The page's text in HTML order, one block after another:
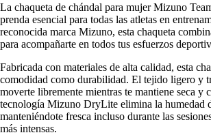
La chaqueta de chándal para mujer Mizuno
prenda esencial para todas las atletas en
reconocida marca Mizuno, esta chaqueta
para acompañarte en todos tus esfuerzos
Fabricada con materiales de alta calidad, esta
comodidad como durabilidad. El tejido ligero y
moverte libremente mientras te mantiene seca y
tecnología Mizuno DryLite elimina la humedad
manteniéndote fresca incluso durante las
más intensas.